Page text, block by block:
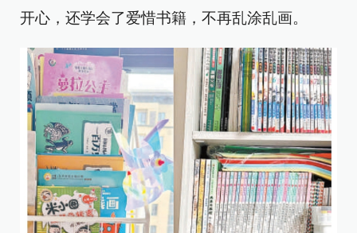
开心，还学会了爱惜书籍，不再乱涂乱画。